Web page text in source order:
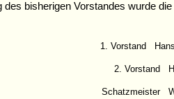
des bisherigen Vorstandes wurde
1. Vorstand
2. Vorstand
Schatzmeister